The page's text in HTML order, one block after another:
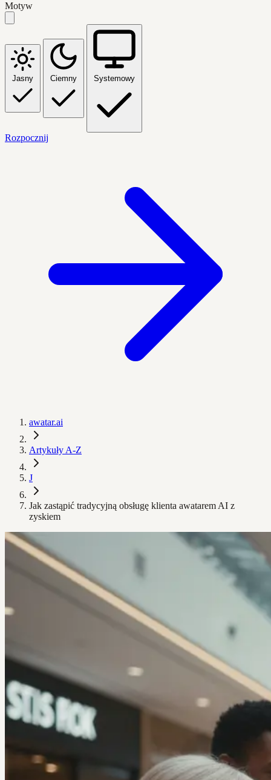
Motyw
Jasny Ciemny Systemowy
Rozpocznij
awatar.ai
Artykuły A-Z
J
Jak zastąpić tradycyjną obsługę klienta awatarem AI z
zyskiem